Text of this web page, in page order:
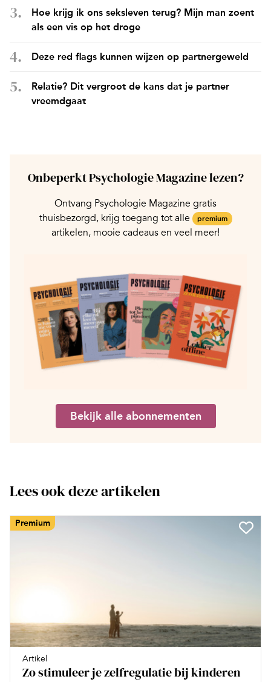
Hoe krijg ik ons seksleven terug? Mijn man zoent
als een vis op het droge
Deze red flags kunnen wijzen op partnergeweld
Relatie? Dit vergroot de kans dat je partner
vreemdgaat
Onbeperkt Psychologie Magazine lezen?
Ontvang Psychologie Magazine gratis
thuisbezorgd, krijg toegang tot alle
premium
artikelen, mooie cadeaus en veel meer!
Bekijk alle abonnementen
Lees ook deze artikelen
Premium
Artikel
Zo stimuleer je zelfregulatie bij kinderen